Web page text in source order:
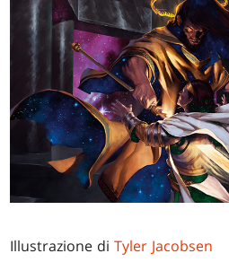
Illustrazione diTyler Jacobsen